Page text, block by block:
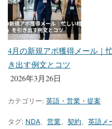
4月の新規アポ獲得メール｜
き出す例文とコツ
2026年3月26日
カテゴリー: 英語・営業・提案
タグ: NDA 営業 契約 英語メ